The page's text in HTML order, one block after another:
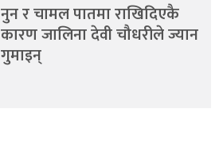
नुन र चामल पातमा राखिदिएकै
कारण जालिना देवी चौधरीले ज्यान
गुमाइन्